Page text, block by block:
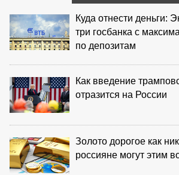
Куда отнести деньги:
три госбанка с
по депозитам
Как введение
отразится на России
Золото дорогое как
россияне могут этим